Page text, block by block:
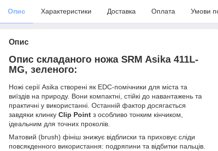
Опис Характеристики Доставка Оплата Умови
Опис
Опис складаного ножа SRM Asika 411L-
MG, зеленого:
Ножі серії Asika створені як EDC-помічники для міста та
виїздів на природу. Вони компактні, стійкі до навантажень та
практичні у використанні. Останній фактор досягається
завдяки клинку Clip Point з особливо тонким кінчиком,
ідеальним для точних проколів.
Матовий (brush) фініш знижує відблиски та приховує сліди
повсякденного використання: подряпини та відбитки пальців.